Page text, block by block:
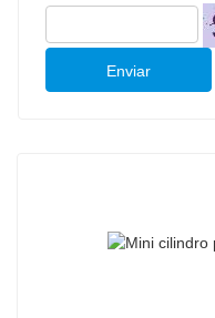
Enviar